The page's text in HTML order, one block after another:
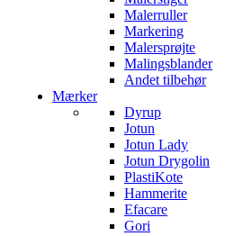
Malerruller
Markering
Malersprøjte
Malingsblander
Andet tilbehør
Mærker
Dyrup
Jotun
Jotun Lady
Jotun Drygolin
PlastiKote
Hammerite
Efacare
Gori